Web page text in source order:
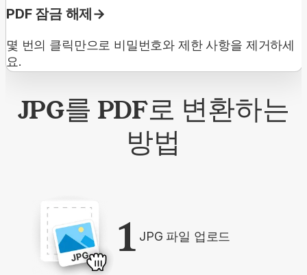
PDF 잠금 해제
몇 번의 클릭만으로 비밀번호와 제한 사항을 제거하세
요.
JPG를 PDF로 변환하는
방법
1 JPG 파일 업로드